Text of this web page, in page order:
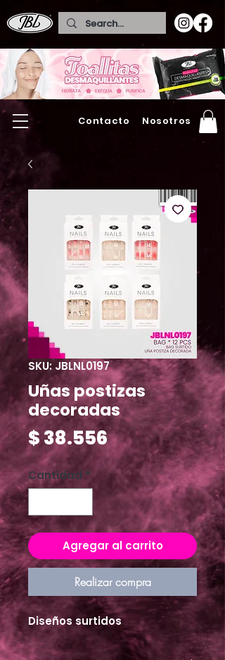
Contacto Nosotros
SKU: JBLNL0197
Uñas postizas
decoradas
$ 38.556Precio
Cantidad *
Agregar al carrito
Realizar compra
Diseños surtidos